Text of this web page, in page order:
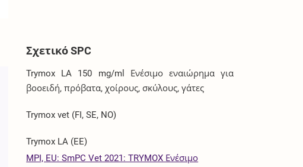
Σχετικό SPC
Trymox LA 150 mg/ml Ενέσιμο εναιώρημα για
βοοειδή, πρόβατα, χοίρους, σκύλους, γάτες
Trymox vet (FI, SE, NO)
Trymox LA (EE)
MPI, EU: SmPC Vet 2021: TRYMOX Ενέσιμο